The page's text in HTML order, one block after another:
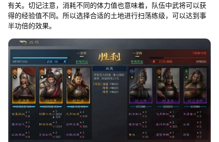
有关。切记注意，消耗不同的体力值也意味着，队伍中武将可以获
得的经验值不同。所以选择合适的土地进行扫荡练级，可以达到事
半功倍的效果。